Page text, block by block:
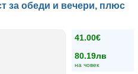
за обеди и вечери, плюс
41.00€
80.19лв
на човек